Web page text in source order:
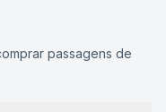
passagens de